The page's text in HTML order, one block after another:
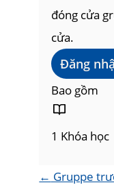
đóng cửa
cửa.
Đăng
Bao gồm
1 Khóa học
← Gruppe